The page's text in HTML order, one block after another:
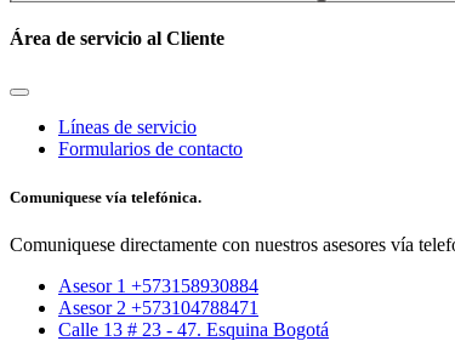
Área de servicio al Cliente
Líneas de servicio
Formularios de contacto
Comuniquese vía telefónica.
Comuniquese directamente con nuestros asesores vía
Asesor 1 +573158930884
Asesor 2 +573104788471
Calle 13 # 23 - 47. Esquina Bogotá